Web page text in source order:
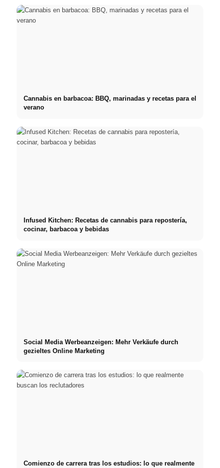
Cannabis en barbacoa: BBQ, marinadas y recetas para el
verano
Infused Kitchen: Recetas de cannabis para repostería,
cocinar, barbacoa y bebidas
Social Media Werbeanzeigen: Mehr Verkäufe durch
gezieltes Online Marketing
Comienzo de carrera tras los estudios: lo que realmente